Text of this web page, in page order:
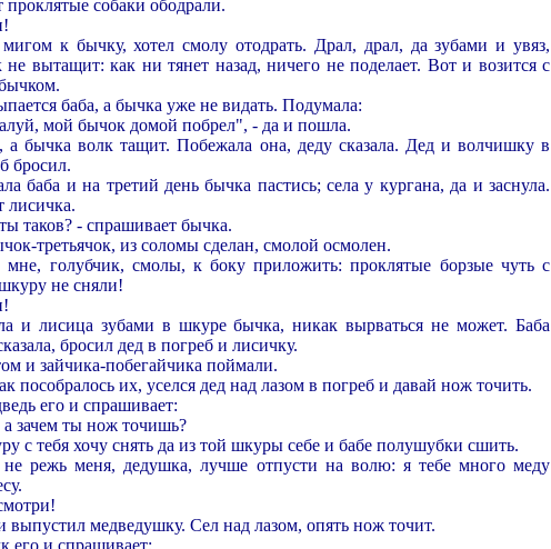
проклятые собаки ободрали.
к бычку, хотел смолу отодрать. Драл, драл, да зубами и увяз,
не вытащит: как ни тянет назад, ничего не поделает. Вот и возится с
баба, а бычка уже не видать. Подумала:
мой бычок домой побрел", - да и пошла.
а бычка волк тащит. Побежала она, деду сказала. Дед и волчишку в
бросил.
баба и на третий день бычка пастись; села у кургана, да и заснула.
лисичка.
таков? - спрашивает бычка.
третьячок, из соломы сделан, смолой осмолен.
голубчик, смолы, к боку приложить: проклятые борзые чуть с
не сняли!
и лисица зубами в шкуре бычка, никак вырваться не может. Баба
бросил дед в погреб и лисичку.
и зайчика-побегайчика поймали.
пособралось их, уселся дед над лазом в погреб и давай нож точить.
его и спрашивает:
зачем ты нож точишь?
с тебя хочу снять да из той шкуры себе и бабе полушубки сшить.
режь меня, дедушка, лучше отпусти на волю: я тебе много меду
выпустил медведушку. Сел над лазом, опять нож точит.
его и спрашивает: